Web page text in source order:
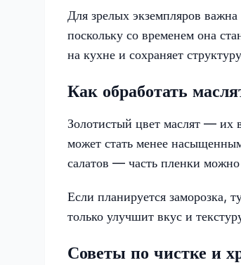
Для зрелых экземпляров
поскольку со временем она
на кухне и сохраняет
Как обработать
Золотистый цвет маслят — их
может стать менее
салатов — часть пленки можно
Если планируется заморозка,
только улучшит вкус и
Советы по чистке и